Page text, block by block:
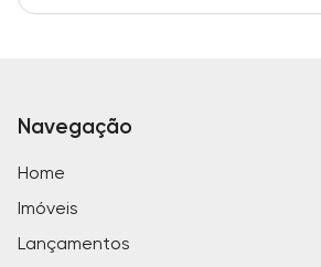
Navegação
Home
Imóveis
Lançamentos